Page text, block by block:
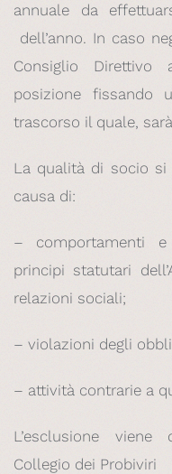
annuale da
dell’anno. In caso
Consiglio
posizione fissando
trascorso il quale,
La qualità di socio si
causa di:
– comportamenti e
principi statutari
relazioni sociali;
– violazioni degli
– attività contrarie a
L’esclusione
Collegio dei Probiviri